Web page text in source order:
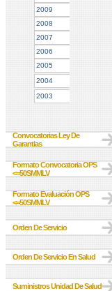
2009
2008
2007
2006
2005
2004
2003
Convocatorias Ley De
Garantias
Formato Convocatoria OPS
<=50SMMLV
Formato Evaluación OPS
<=50SMMLV
Orden De Servicio
Orden De Servicio En Salud
Suministros Unidad De Salud